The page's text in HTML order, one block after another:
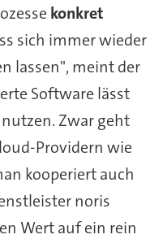
konkret
sich immer wieder
lassen", meint der
Software lässt
Zwar geht
Providern wie
kooperiert auch
noris
Wert auf ein rein